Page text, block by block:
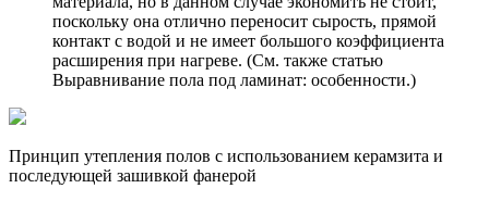
поскольку она отлично переносит сырость, прямой
контакт с водой и не имеет большого коэффициента
расширения при нагреве. (См. также статью
Выравнивание пола под ламинат: особенности.)
Принцип утепления полов с использованием керамзита и
последующей зашивкой фанерой